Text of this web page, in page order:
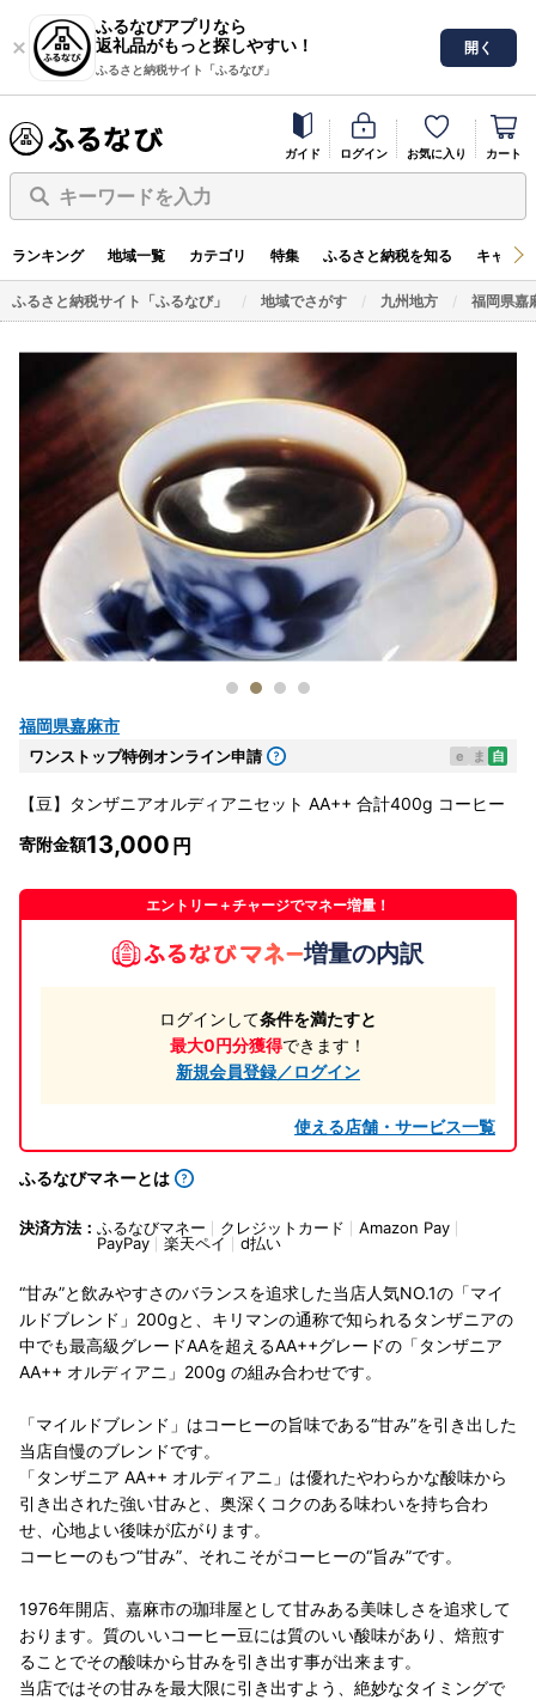
ふるなびアプリなら
返礼品がもっと探しやすい！
ふるさと納税サイト「ふるなび」
開く
ガイド ログイン お気に入り カート
キーワードを入力
ランキング 地域一覧 カテゴリ 特集 ふるさと納税を知る キャン
ふるさと納税サイト「ふるなび」 地域でさがす 九州地方 福岡県嘉
福岡県嘉麻市
ワンストップ特例オンライン申請 e ま 自
【豆】タンザニアオルディアニセット AA++ 合計400g コーヒー
寄附金額13,000
エントリー＋チャージでマネー増量！
増量の内訳
ログインして条件を満たすと
最大0円分獲得できます！
新規会員登録／ログイン
使える店舗・サービス一覧
ふるなびマネーとは
決済方法： ふるなびマネー クレジットカード
Amazon Pay
PayPay
楽天ペイ d払い
“甘み”と飲みやすさのバランスを追求した当店人気NO.1の「マイ
ルドブレンド」200gと、キリマンの通称で知られるタンザニアの
中でも最高級グレードAAを超えるAA++グレードの「タンザニア
AA++ オルディアニ」200g の組み合わせです。
「マイルドブレンド」はコーヒーの旨味である“甘み”を引き出した
当店自慢のブレンドです。
「タンザニア AA++ オルディアニ」は優れたやわらかな酸味から
引き出された強い甘みと、奥深くコクのある味わいを持ち合わ
せ、心地よい後味が広がります。
コーヒーのもつ“甘み”、それこそがコーヒーの“旨み”です。
1976年開店、嘉麻市の珈琲屋として甘みある美味しさを追求して
おります。質のいいコーヒー豆には質のいい酸味があり、焙煎す
ることでその酸味から甘みを引き出す事が出来ます。
当店ではその甘みを最大限に引き出すよう、絶妙なタイミングで